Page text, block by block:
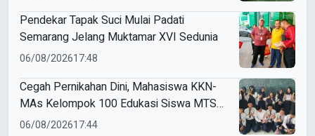
Pendekar Tapak Suci Mulai Padati
Semarang Jelang Muktamar XVI Sedunia
06/08/202617:48
Cegah Pernikahan Dini, Mahasiswa KKN-
MAs Kelompok 100 Edukasi Siswa MTS
Miftahul Ulum Tawangsari
06/08/202617:44